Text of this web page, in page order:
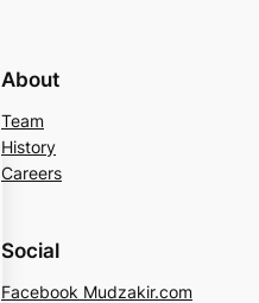
About
Team
History
Careers
Social
Facebook Mudzakir.com